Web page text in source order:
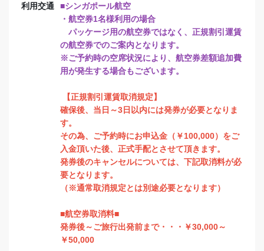
利用交通
■シンガポール航空
・航空券1名様利用の場合
パッケージ用の航空券ではなく、正規割引運賃
の航空券でのご案内となります。
※ご予約時の空席状況により、航空券差額追加費
用が発生する場合もございます。
【正規割引運賃取消規定】
確保後、当日～3日以内には発券が必要となりま
す。
その為、ご予約時にお申込金（￥100,000）をご
入金頂いた後、正式手配とさせて頂きます。
発券後のキャンセルについては、下記取消料が必
要となります。
（※通常取消規定とは別途必要となります）
■航空券取消料■
発券後～ご旅行出発前まで・・・￥30,000～
￥50,000